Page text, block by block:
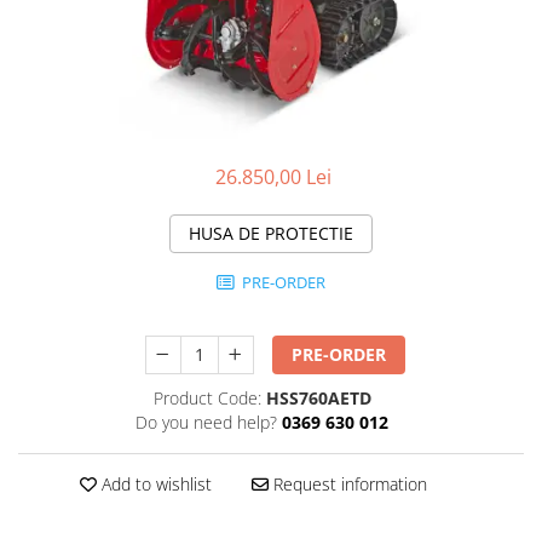
Polizoare de cioturi pomi
Tocatoare electrice
Tocatoare priza PTO tractor
Utilaje de fabricat peleti
Transpaleti si stivuitoare
Freze de zapada
Incarcatoare frontale
Masini batut stalpi
26.850,00 Lei
HUSA DE PROTECTIE
PRE-ORDER
PRE-ORDER
Product Code: HSS760AETD
Do you need help? 0369 630 012
Add to wishlist Request information